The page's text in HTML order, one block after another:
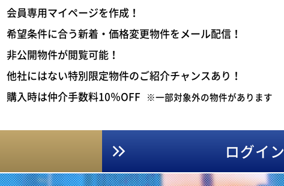
会員専用マイページを作成！
希望条件に合う新着・価格変更物件をメール配信！
非公開物件が閲覧可能！
他社にはない特別限定物件のご紹介チャンスあり！
購入時は仲介手数料10％OFF ※一部対象外の物件があります
ログイン